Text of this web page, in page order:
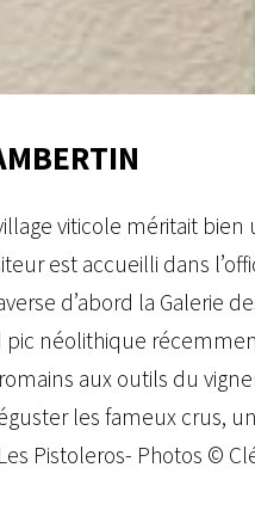
viticole méritait
est accueilli dans
d’abord la Galerie
pic néolithique
aux outils du
les fameux crus,
Pistoleros- Photos ©